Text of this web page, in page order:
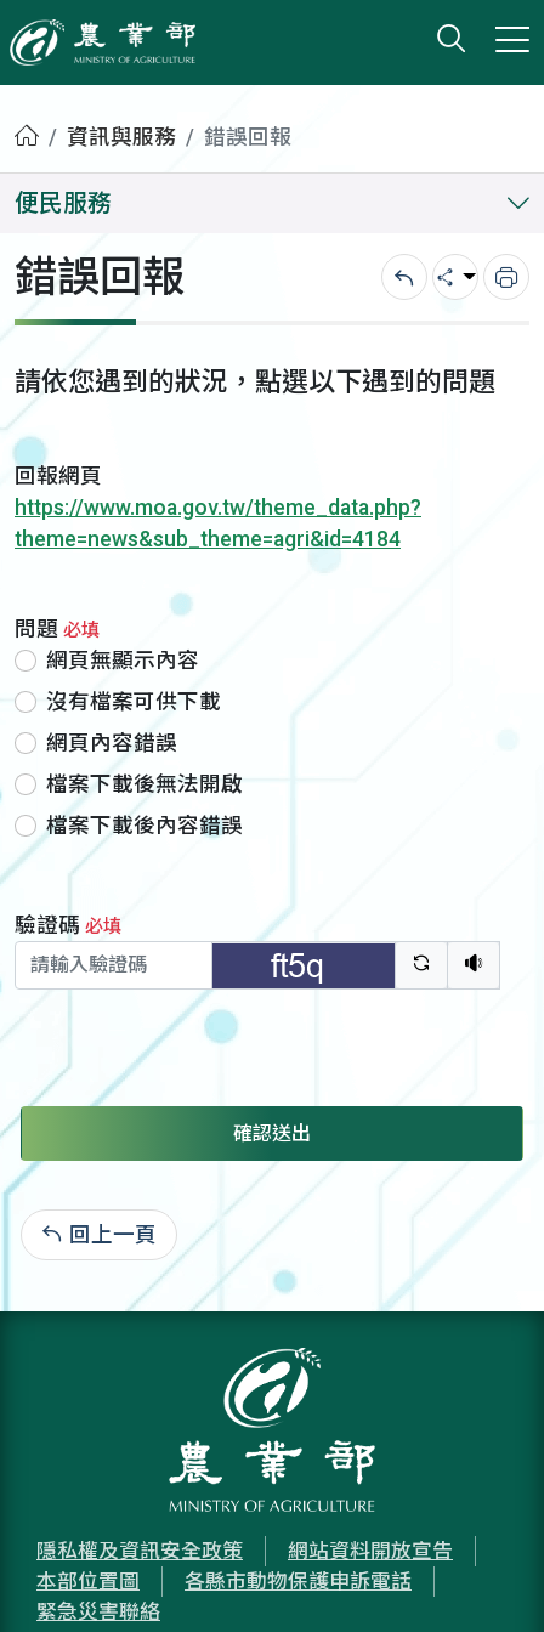
農業部
打開
小版
首頁資訊與服務 錯誤回報
便民服務
錯誤回報 回上一頁
分享 列
請依您遇到的狀況，點選以下遇到的問題
回報網頁
https://www.moa.gov.tw/theme_data.php?
theme=news&sub_theme=agri&id=4184
問題 必填
網頁無顯示內容
沒有檔案可供下載
網頁內容錯誤
檔案下載後無法開啟
檔案下載後內容錯誤
驗證碼 必填
驗證碼重新
聽語
確認送出
回上一頁
隱私權及資訊安全政策
網站資料開放宣告
本部位置圖
各縣市動物保護申訴電話
緊急災害聯絡